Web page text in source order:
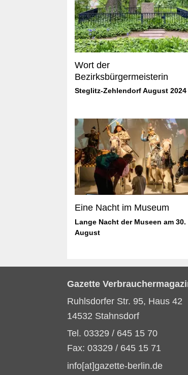
Wort der
Bezirksbürgermeisterin
Steglitz-Zehlendorf August 2024
Eine Nacht im Museum
Lange Nacht der Museen am 30.
August
Gazette
Ruhlsdorfer Str. 95, Haus 42
14532 Stahnsdorf
Tel. 03329 / 645 15 70
Fax: 03329 / 645 15 71
info[at]gazette-berlin.de